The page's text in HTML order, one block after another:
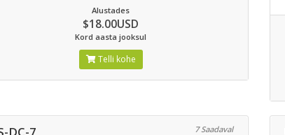
Alustades
$18.00USD
Kord aasta jooksul
Telli kohe
7 Saadaval